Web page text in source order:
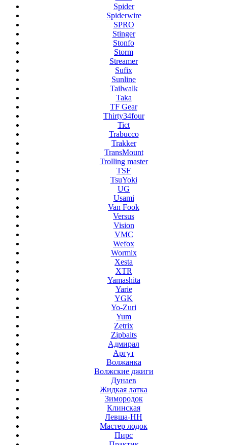
Spider
Spiderwire
SPRO
Stinger
Stonfo
Storm
Streamer
Sufix
Sunline
Tailwalk
Taka
TF Gear
Thirty34four
Tict
Trabucco
Trakker
TransMount
Trolling master
TSF
TsuYoki
UG
Usami
Van Fook
Versus
Vision
VMC
Wefox
Wormix
Xesta
XTR
Yamashita
Yarie
YGK
Yo-Zuri
Yum
Zetrix
Zipbaits
Адмирал
Аргут
Волжанка
Волжские джиги
Дунаев
Жидкая латка
Зимородок
Клинская
Левша-НН
Мастер лодок
Пирс